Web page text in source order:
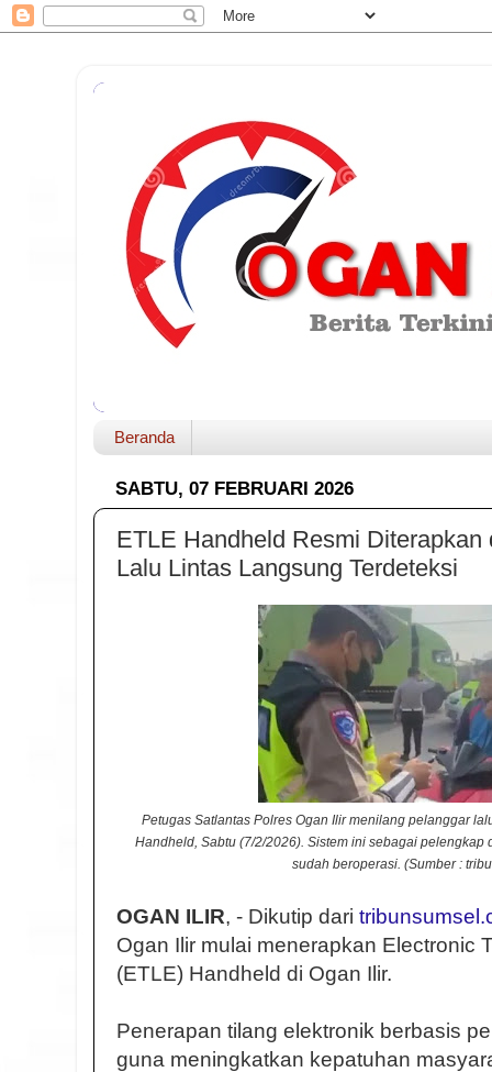
Beranda
SABTU, 07 FEBRUARI 2026
ETLE Handheld Resmi Diterapkan
Lalu Lintas Langsung Terdeteksi
Petugas Satlantas Polres Ogan Ilir menilang pelanggar
Handheld, Sabtu (7/2/2026). Sistem ini sebagai pelengkap
sudah beroperasi. (Sumber :
OGAN ILIR, - Dikutip dari
Ogan Ilir mulai menerapkan Electronic
(ETLE) Handheld di Ogan Ilir.
Penerapan tilang elektronik berbasis
guna meningkatkan kepatuhan